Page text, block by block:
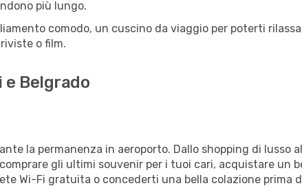
più lungo.
comodo, un cuscino da viaggio per poterti
o film.
Belgrado
la permanenza in aeroporto. Dallo shopping di lusso
gli ultimi souvenir per i tuoi cari, acquistare un
Wi-Fi gratuita o concederti una bella colazione prima